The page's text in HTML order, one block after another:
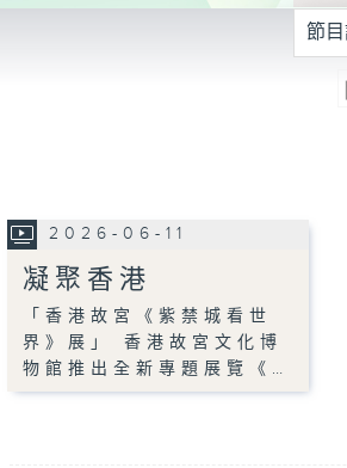
節
2026-06-11
凝聚香港
「香港故宮《紫禁城看世
界》展」 香港故宮文化博
物館推出全新專題展覽《…